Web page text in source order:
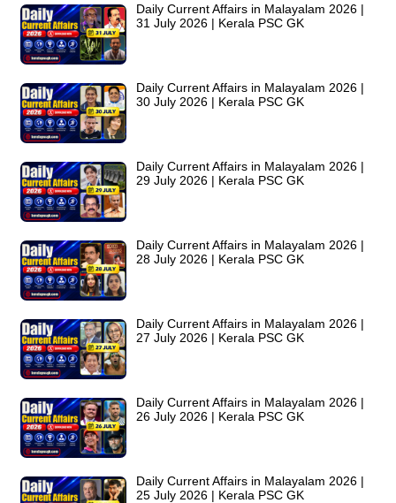
Daily Current Affairs in Malayalam 2026 |
31 July 2026 | Kerala PSC GK
Daily Current Affairs in Malayalam 2026 |
30 July 2026 | Kerala PSC GK
Daily Current Affairs in Malayalam 2026 |
29 July 2026 | Kerala PSC GK
Daily Current Affairs in Malayalam 2026 |
28 July 2026 | Kerala PSC GK
Daily Current Affairs in Malayalam 2026 |
27 July 2026 | Kerala PSC GK
Daily Current Affairs in Malayalam 2026 |
26 July 2026 | Kerala PSC GK
Daily Current Affairs in Malayalam 2026 |
25 July 2026 | Kerala PSC GK